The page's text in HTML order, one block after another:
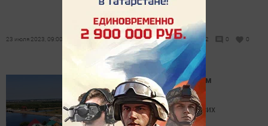
23 июля 2023, 09:00 26642 0 0
Водовозы и водоносы: в чем
разница?
И почему старозаинцев до сих
называют «пяташниками»